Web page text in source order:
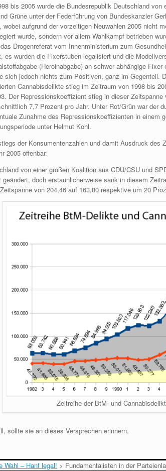
bis 2005 wurde die Bundesrepublik Deutschland von
Grüne unter der Federführung von Bundeskanzler
wobei aufgrund der vorzeitigen Neuwahlen 2005 nicht
wurde, sondern vor allem Wahlkampf betrieben
Drogenreferat vom Innenministerium zum
es wurden die Fixerstuben legalisiert und die
(Heroinabgabe) an schwer abhängige Fixer
sich jedoch nichts zum Positiven, ganz im Gegenteil.
Cannabisdelikte stieg im Zeitraum von 1998 bis
Der Repressionskoeffizient stieg in dieser
7,7 Prozent pro Jahr. Unter Rot/Grün war der
Zunahme des Repressionskoeffizienten in einem
unter Helmut Kohl.
der Konsumentenzahlen und damit Ausdruck des
2005 offenbar.
von einer großen Koalition aus CDU/CSU und
doch erstaunlicherweise sank in diesem
von 204,46 auf 163,80 respektive um 20
Zeitreihe der BtM- und
sollte sie an dieses Versprechen erinnern.
Wahl – Hanf legal! > Fundamentalisten in der